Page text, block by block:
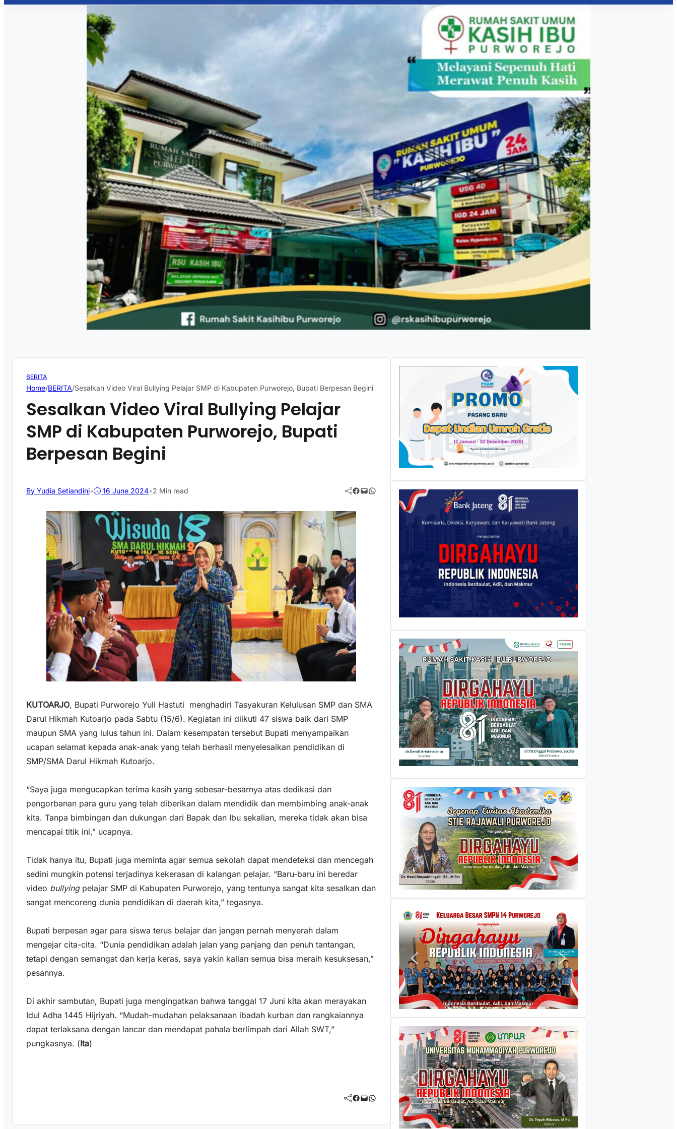
BERITA
Home/BERITA/Sesalkan Video Viral Bullying Pelajar SMP di Kabupaten Purworejo, Bupati Berpesan Begini
Sesalkan Video Viral Bullying Pelajar
SMP di Kabupaten Purworejo, Bupati
Berpesan Begini
By Yudia Setiandini• 16 June 2024•2 Min read Facebook Mail WhatsApp
KUTOARJO, Bupati Purworejo Yuli Hastuti menghadiri Tasyakuran Kelulusan SMP dan SMA
Darul Hikmah Kutoarjo pada Sabtu (15/6). Kegiatan ini diikuti 47 siswa baik dari SMP
maupun SMA yang lulus tahun ini. Dalam kesempatan tersebut Bupati menyampaikan
ucapan selamat kepada anak-anak yang telah berhasil menyelesaikan pendidikan di
SMP/SMA Darul Hikmah Kutoarjo.
“Saya juga mengucapkan terima kasih yang sebesar-besarnya atas dedikasi dan
pengorbanan para guru yang telah diberikan dalam mendidik dan membimbing anak-anak
kita. Tanpa bimbingan dan dukungan dari Bapak dan Ibu sekalian, mereka tidak akan bisa
mencapai titik ini,” ucapnya.
Tidak hanya itu, Bupati juga meminta agar semua sekolah dapat mendeteksi dan mencegah
sedini mungkin potensi terjadinya kekerasan di kalangan pelajar. “Baru-baru ini beredar
video bullyingpelajar SMP di Kabupaten Purworejo, yang tentunya sangat kita sesalkan dan
sangat mencoreng dunia pendidikan di daerah kita,” tegasnya.
Bupati berpesan agar para siswa terus belajar dan jangan pernah menyerah dalam
mengejar cita-cita. “Dunia pendidikan adalah jalan yang panjang dan penuh tantangan,
tetapi dengan semangat dan kerja keras, saya yakin kalian semua bisa meraih kesuksesan,”
pesannya.
Di akhir sambutan, Bupati juga mengingatkan bahwa tanggal 17 Juni kita akan merayakan
Idul Adha 1445 Hijriyah. “Mudah-mudahan pelaksanaan ibadah kurban dan rangkaiannya
dapat terlaksana dengan lancar dan mendapat pahala berlimpah dari Allah SWT,”
pungkasnya. (Ita)
Facebook Mail WhatsApp